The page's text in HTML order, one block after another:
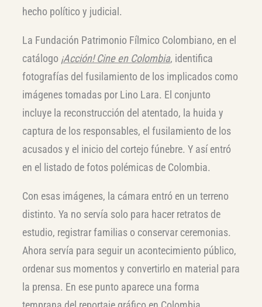
hecho político y judicial.
La Fundación Patrimonio Fílmico Colombiano, en el
catálogo ¡Acción! Cine en Colombia, identifica
fotografías del fusilamiento de los implicados como
imágenes tomadas por Lino Lara. El conjunto
incluye la reconstrucción del atentado, la huida y
captura de los responsables, el fusilamiento de los
acusados y el inicio del cortejo fúnebre. Y así entró
en el listado de fotos polémicas de Colombia.
Con esas imágenes, la cámara entró en un terreno
distinto. Ya no servía solo para hacer retratos de
estudio, registrar familias o conservar ceremonias.
Ahora servía para seguir un acontecimiento público,
ordenar sus momentos y convertirlo en material para
la prensa. En ese punto aparece una forma